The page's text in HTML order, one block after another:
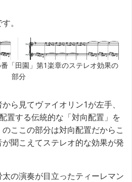
。
「田園」第1楽章のステレオ効果の
部分
ら見てヴァイオリン1が左手、
置する伝統的な「対向配置」を
ここの部分は対向配置だからこ
聞こえてステレオ的な効果が発
の演奏が目立ったティーレマン